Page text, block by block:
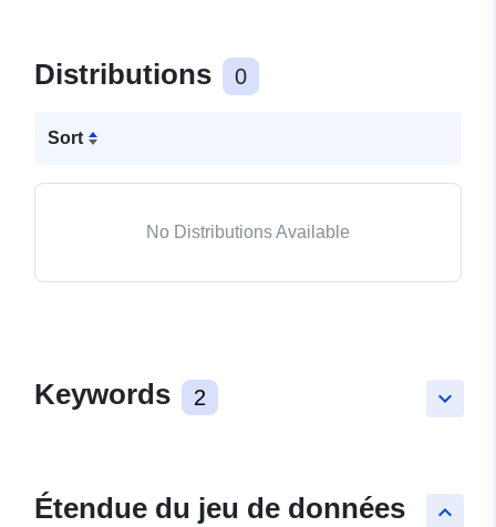
Distributions 0
Sort
No Distributions Available
keyboard_arrow_down
Keywords 2
keyboard_arrow_up
Étendue du jeu de données